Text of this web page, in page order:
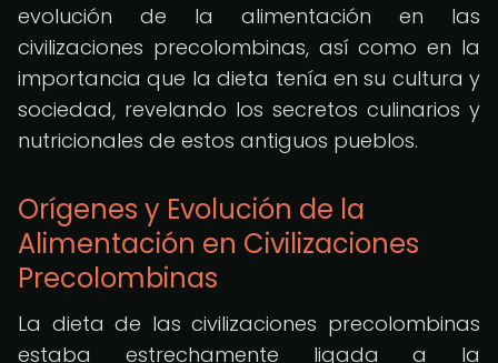
evolución de la alimentación en las
civilizaciones precolombinas, así como en la
importancia que la dieta tenía en su cultura y
sociedad, revelando los secretos culinarios y
nutricionales de estos antiguos pueblos.
Orígenes y Evolución de la
Alimentación en Civilizaciones
Precolombinas
La dieta de las civilizaciones precolombinas
estaba estrechamente ligada a la